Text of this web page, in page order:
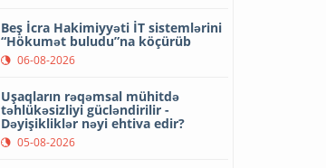
Beş İcra Hakimiyyəti İT sistemlərini
“Hökumət buludu”na köçürüb
06-08-2026
Uşaqların rəqəmsal mühitdə
təhlükəsizliyi gücləndirilir -
Dəyişikliklər nəyi ehtiva edir?
05-08-2026